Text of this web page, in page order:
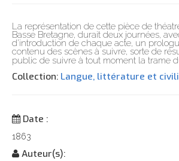
Recherche avancée
La représentation de cette pièce de
Basse Bretagne, durait deux journées,
d’introduction de chaque acte, un
contenu des scènes à suivre, sorte de
public de suivre à tout moment la trame
Collection: Langue, littérature et
Date :
1863
Auteur(s):